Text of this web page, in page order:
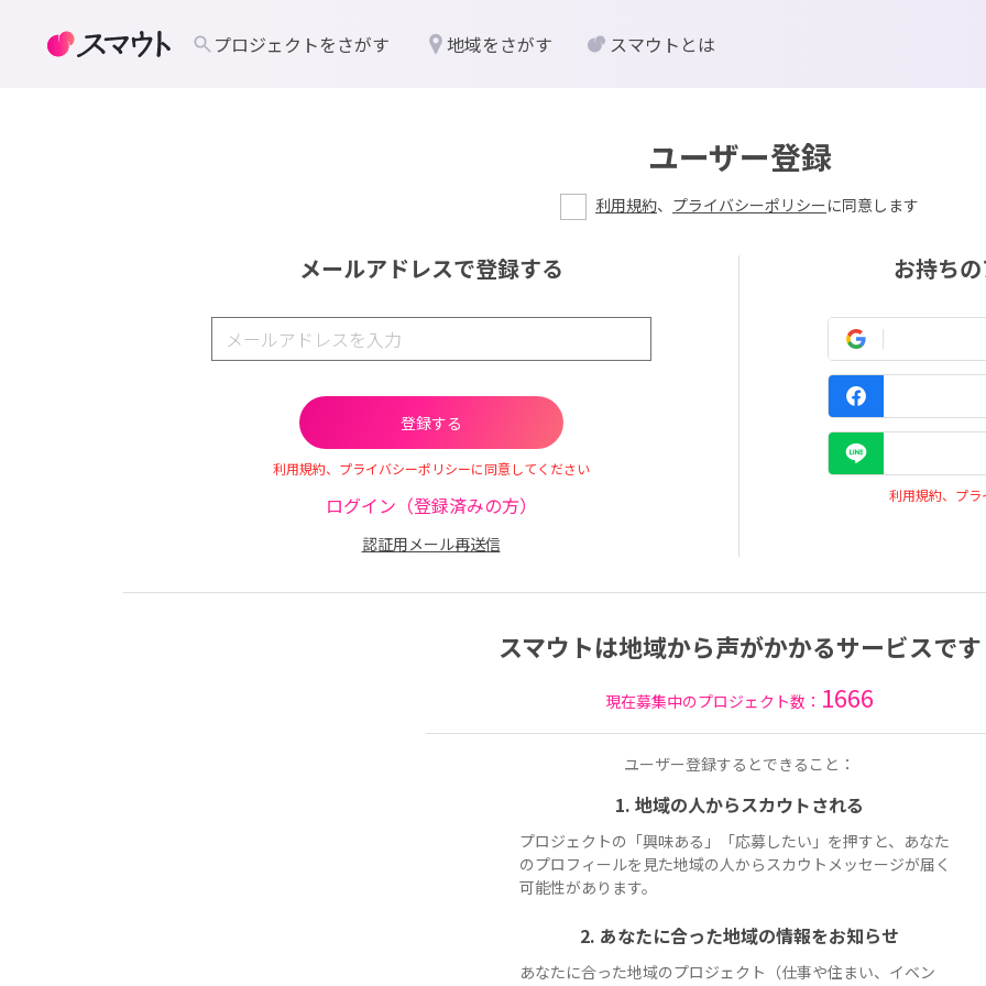
ユーザー登録
利用規約、 プライバシーポリシーに同意します
メールアドレスで登録する
利用規約、プライバシーポリシーに同意してください
ログイン（登録済みの方）
認証用メール再送信
お持ち
利用規約、プ
スマウトは地域から声がかかるサービスです
現在募集中のプロジェクト数： 1666
ユーザー登録するとできること：
1. 地域の人からスカウトされる
プロジェクトの「興味ある」「応募したい」を押すと、あなた
のプロフィールを見た地域の人からスカウトメッセージが届く
可能性があります。
2. あなたに合った地域の情報をお知らせ
あなたに合った地域のプロジェクト（仕事や住まい、イベン
プロジェクトをさがす 地域をさがす スマウトとは